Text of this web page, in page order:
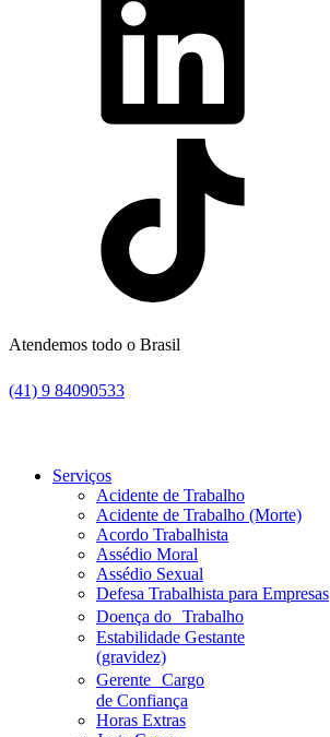
Atendemos todo o Brasil
(41) 9 84090533
Serviços
Acidente de Trabalho
Acidente de Trabalho (Morte)
Acordo Trabalhista
Assédio Moral
Assédio Sexual
Defesa Trabalhista para Empresas
Doença do Trabalho
Estabilidade Gestante
(gravidez)
Gerente Cargo
de Confiança
Horas Extras